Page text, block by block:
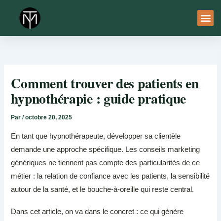
contenu
Comment trouver des patients en
hypnothérapie : guide pratique
Par/octobre 20, 2025
En tant que hypnothérapeute, développer sa clientèle
demande une approche spécifique. Les conseils marketing
génériques ne tiennent pas compte des particularités de ce
métier : la relation de confiance avec les patients, la sensibilité
autour de la santé, et le bouche-à-oreille qui reste central.
Dans cet article, on va dans le concret : ce qui génère